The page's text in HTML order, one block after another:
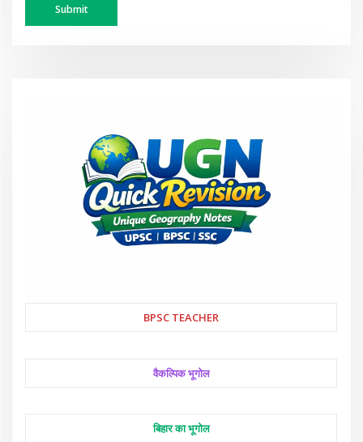
BPSC TEACHER
वैकल्पिक भूगोल
बिहार का भूगोल